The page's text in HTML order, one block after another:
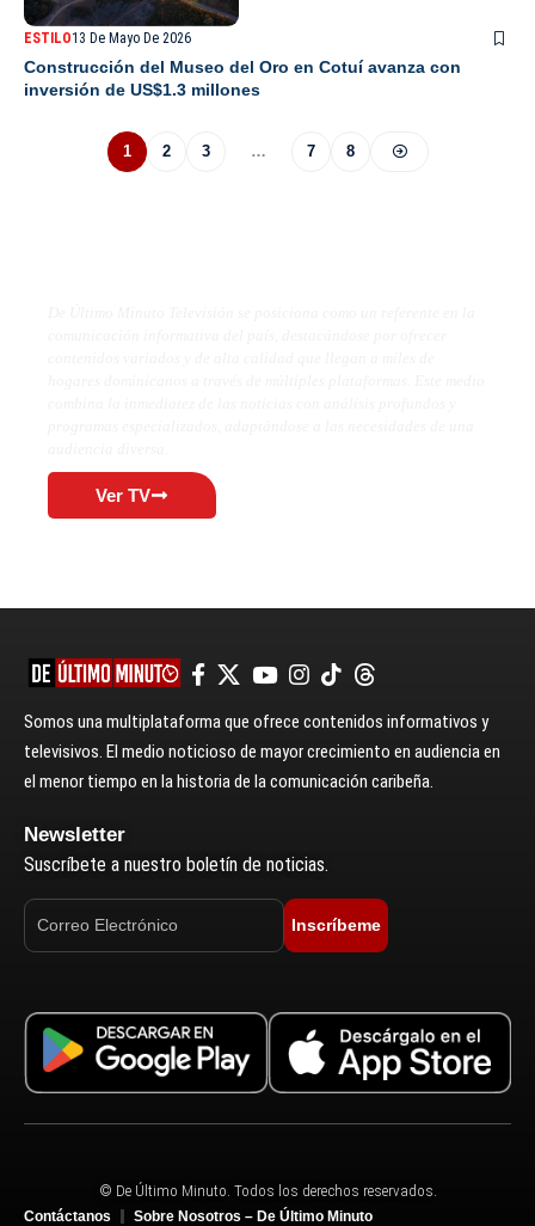
ESTILO13 De Mayo De 2026
Construcción del Museo del Oro en Cotuí avanza con
inversión de US$1.3 millones
1 2 3 … 7 8
Ver TV
Somos una multiplataforma que ofrece contenidos informativos y
televisivos. El medio noticioso de mayor crecimiento en audiencia en
el menor tiempo en la historia de la comunicación caribeña.
Newsletter
Suscríbete a nuestro boletín de noticias.
Inscríbeme
© De Último Minuto. Todos los derechos reservados.
Contáctanos
Sobre Nosotros – De Último Minuto